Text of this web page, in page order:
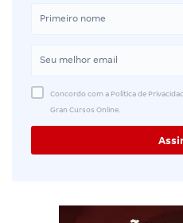
Concordo com a Política de
Gran Cursos Online.